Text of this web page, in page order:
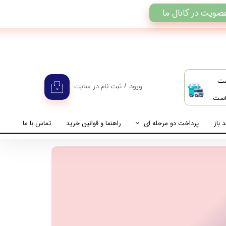
است
۰ ورود / ثبت نام در سایت
تغییر گذر واژه باز پرداخت دو مرحله ای
راهنمای پرداخت دو مرحله ای
راهنما و قوانین خرید تماس با ما
در کانال ما